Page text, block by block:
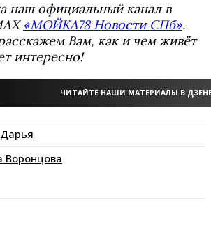
наш официальный канал в
«МОЙКА78 Новости СПб».
Вам, как и чем живёт
интересно!
ЧИТАЙТЕ НАШИ МАТЕРИАЛЫ В
Воронцова